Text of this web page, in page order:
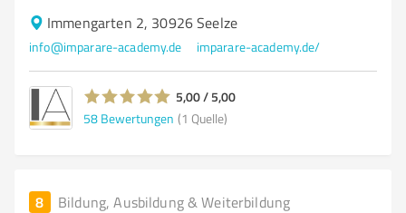
Immengarten 2, 30926 Seelze
info@imparare-academy.de imparare-academy.de/
5,00 / 5,00
58 Bewertungen (1 Quelle)
8 Bildung, Ausbildung & Weiterbildung